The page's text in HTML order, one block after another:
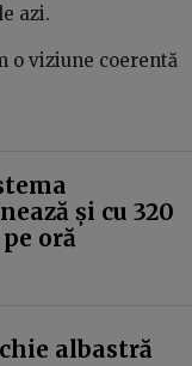
azi.
o viziune coerentă
și cu 320
oră
albastră